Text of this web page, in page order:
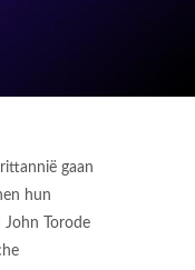
gaan
hun
John Torode